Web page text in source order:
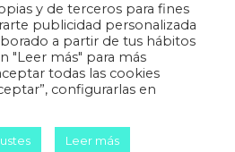
de 10:00 a 14.00 y 17:00 a
21:00
y de terceros para fines
publicidad personalizada
a partir de tus hábitos
"Leer más" para más
todas las cookies
configurarlas en
Leer más